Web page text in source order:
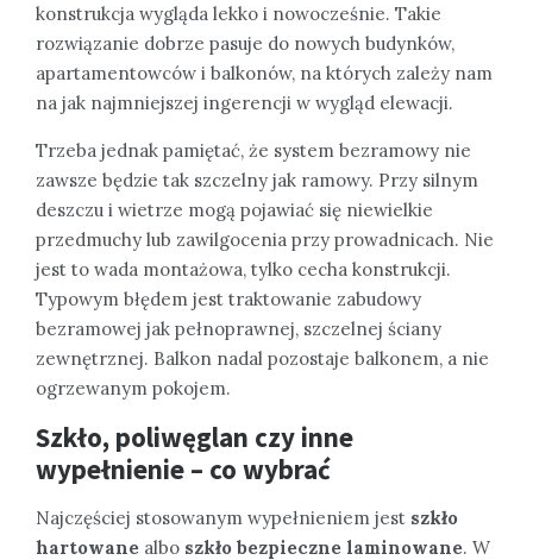
konstrukcja wygląda lekko i nowocześnie. Takie
rozwiązanie dobrze pasuje do nowych budynków,
apartamentowców i balkonów, na których zależy nam
na jak najmniejszej ingerencji w wygląd elewacji.
Trzeba jednak pamiętać, że system bezramowy nie
zawsze będzie tak szczelny jak ramowy. Przy silnym
deszczu i wietrze mogą pojawiać się niewielkie
przedmuchy lub zawilgocenia przy prowadnicach. Nie
jest to wada montażowa, tylko cecha konstrukcji.
Typowym błędem jest traktowanie zabudowy
bezramowej jak pełnoprawnej, szczelnej ściany
zewnętrznej. Balkon nadal pozostaje balkonem, a nie
ogrzewanym pokojem.
Szkło, poliwęglan czy inne
wypełnienie – co wybrać
Najczęściej stosowanym wypełnieniem jest szkło
hartowane albo szkło bezpieczne laminowane. W